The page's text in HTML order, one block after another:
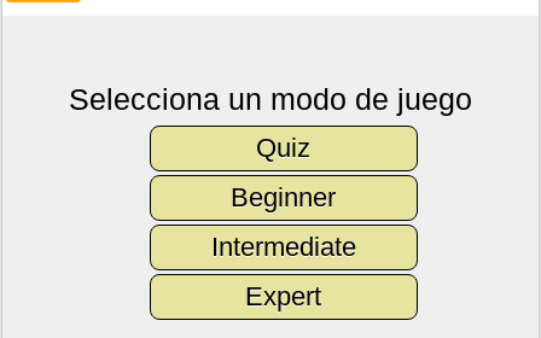
Selecciona un modo de juego
Quiz
Beginner
Intermediate
Expert